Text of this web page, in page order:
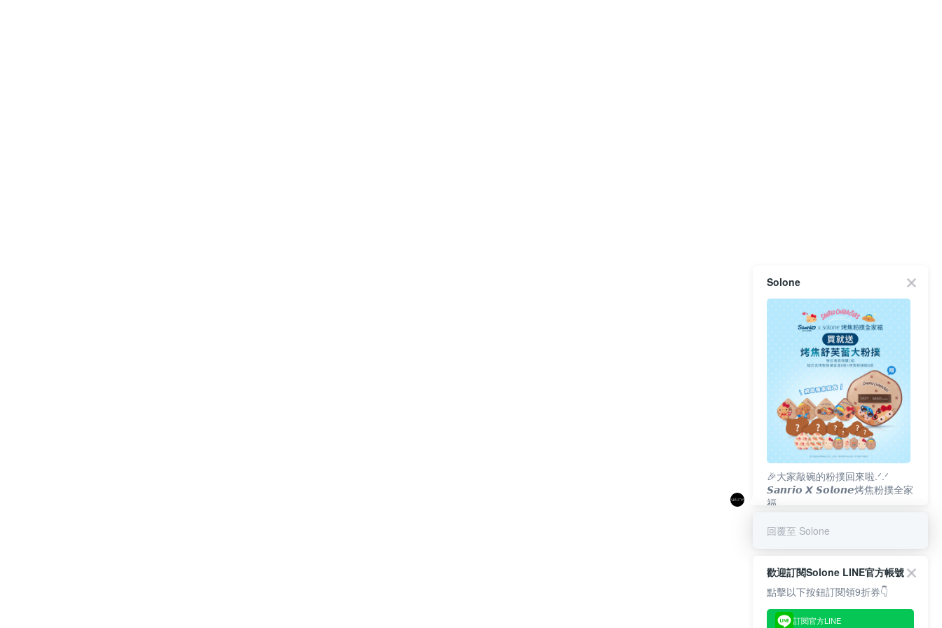
Solone
🎉大家敲碗的粉撲回來啦.ᐟ‪‪.ᐟ
𝙎𝙖𝙣𝙧𝙞𝙤 𝙓 𝙎𝙤𝙡𝙤𝙣𝙚烤焦粉撲全家
福
回覆至 Solone
歡迎訂閱Solone LINE官方帳號
點擊以下按鈕訂閱領9折券👇
訂閱官方LINE